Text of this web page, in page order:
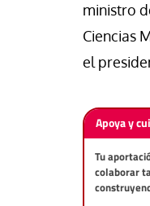
ministro
Ciencias
el
Apoya y
Tu
colaborar